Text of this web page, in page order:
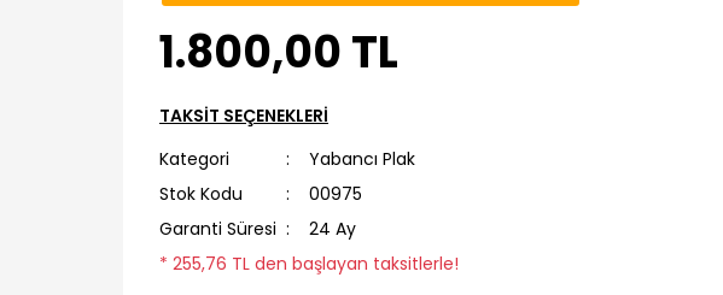
1.800,00 TL
TAKSİT SEÇENEKLERİ
Kategori
Yabancı Plak
Stok Kodu
00975
Garanti Süresi
24 Ay
* 255,76 TL den başlayan taksitlerle!